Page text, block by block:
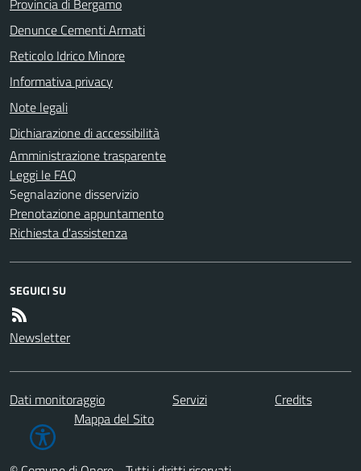
Denunce Cementi Armati
Reticolo Idrico Minore
Informativa privacy
Note legali
Dichiarazione di accessibilità
Amministrazione trasparente
Leggi le FAQ
Segnalazione disservizio
Prenotazione appuntamento
Richiesta d'assistenza
SEGUICI SU
Newsletter
Dati monitoraggio Servizi
Credits
Mappa del Sito